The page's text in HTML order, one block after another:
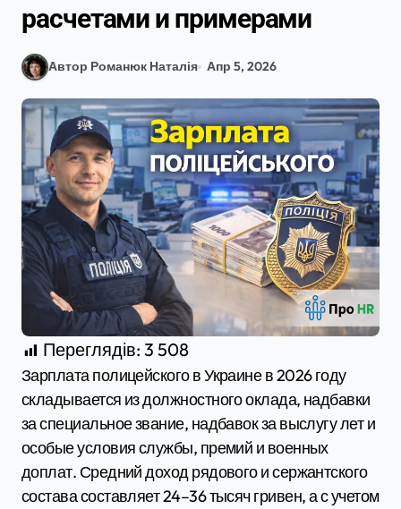
расчетами и примерами
Автор Романюк Наталія Апр 5, 2026
Переглядів: 3 508
Зарплата полицейского в Украине в 2026 году
складывается из должностного оклада, надбавки
за специальное звание, надбавок за выслугу лет и
особые условия службы, премий и военных
доплат. Средний доход рядового и сержантского
состава составляет 24–36 тысяч гривен, а с учетом